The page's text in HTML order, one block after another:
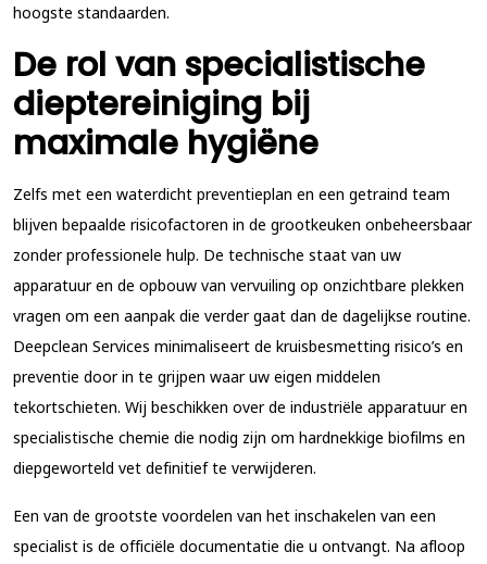
hoogste standaarden.
De rol van specialistische
dieptereiniging bij
maximale hygiëne
Zelfs met een waterdicht preventieplan en een getraind team
blijven bepaalde risicofactoren in de grootkeuken onbeheersbaar
zonder professionele hulp. De technische staat van uw
apparatuur en de opbouw van vervuiling op onzichtbare plekken
vragen om een aanpak die verder gaat dan de dagelijkse routine.
Deepclean Services minimaliseert de kruisbesmetting risico’s en
preventie door in te grijpen waar uw eigen middelen
tekortschieten. Wij beschikken over de industriële apparatuur en
specialistische chemie die nodig zijn om hardnekkige biofilms en
diepgeworteld vet definitief te verwijderen.
Een van de grootste voordelen van het inschakelen van een
specialist is de officiële documentatie die u ontvangt. Na afloop